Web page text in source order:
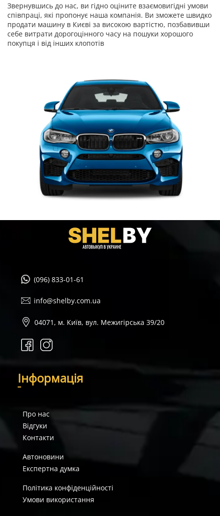
Звернувшись до нас, ви гідно оціните взаємовигідні умови
співпраці, які пропонує наша компанія. Ви зможете швидко
продати машину в Києві за високою вартістю, позбавивши
себе витрати дорогоцінного часу на пошуки хорошого
покупця і від інших клопотів
(096) 833-01-61
info@shelby.com.ua
04071, м. Київ, вул. Межигірська 39/20
Інформація
Про нас
Відгуки
Контакти
Автоновини
Експертна думка
Політика конфіденційності
Умови використання